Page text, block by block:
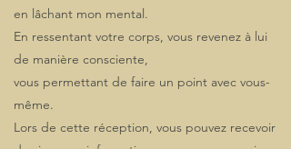
en lâchant mon mental.
En ressentant votre corps, vous revenez à lui
de manière consciente,
vous permettant de faire un point avec vous-
même.
Lors de cette réception, vous pouvez recevoir